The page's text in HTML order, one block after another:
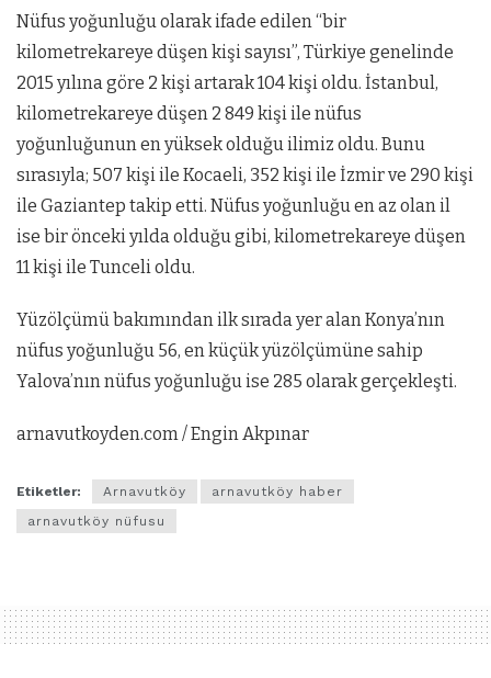
Nüfus yoğunluğu olarak ifade edilen “bir
kilometrekareye düşen kişi sayısı”, Türkiye genelinde
2015 yılına göre 2 kişi artarak 104 kişi oldu. İstanbul,
kilometrekareye düşen 2 849 kişi ile nüfus
yoğunluğunun en yüksek olduğu ilimiz oldu. Bunu
sırasıyla; 507 kişi ile Kocaeli, 352 kişi ile İzmir ve 290 kişi
ile Gaziantep takip etti. Nüfus yoğunluğu en az olan il
ise bir önceki yılda olduğu gibi, kilometrekareye düşen
11 kişi ile Tunceli oldu.
Yüzölçümü bakımından ilk sırada yer alan Konya’nın
nüfus yoğunluğu 56, en küçük yüzölçümüne sahip
Yalova’nın nüfus yoğunluğu ise 285 olarak gerçekleşti.
arnavutkoyden.com / Engin Akpınar
Etiketler: Arnavutköy
arnavutköy haber
arnavutköy nüfusu